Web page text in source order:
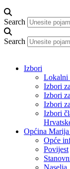
Search
Search
Izbori
Lokalni
Izbori
Izbori
Izbori
Izbori
Općina
Opće
Povijest
Naselja